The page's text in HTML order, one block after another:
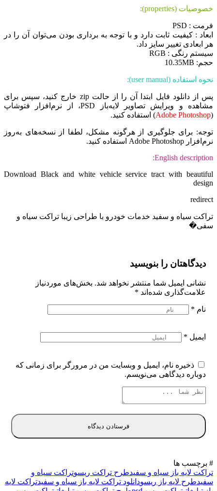
خصوصیات (properties):
فرمت : PSD
ابعاد : کیفیت ثابت دارد و با توجه به برداری بودن می‌توان آن را در
هر ابعادی تغییر سایز داد.
سیستم رنگی : RGB
حجم: 10.35MB
نحوه استفاده (user manual):
پس از دانلود فایل ابتدا آن را از حالت zip خارج کنید، سپس برای
مشاهده و ویرایش تصاویر لایه‌باز PSD، از نرم‌افزار فتوشاپ
(
Adobe Photoshop) استفاده کنید.
توجه: برای جلوگیری از هرگونه مشکل، لطفا از نسخه‌های به‌روز
نرم‌افزار Adobe Photoshop استفاده کنید.
English description:
Download Black and white vehicle service tract with beautiful
design
redirect
تراکت سیاه و سفید خدمات خودرو با طراحی زیبا تراکت سیاه و
سفی�
دیدگاهتان را بنویسید
نشانی ایمیل شما منتشر نخواهد شد. بخش‌های موردنیاز
علامت‌گذاری شده‌اند *
نام *
ایمیل *
ذخیره نام، ایمیل و وبسایت من در مرورگر برای زمانی که
دوباره دیدگاهی می‌نویسم.
# برچسب ها
تراکت لایه باز سیاه و سفیدطرح تراکت ریسوتراکت سیاه و
سفیدطرح لایه باز ریسودانلود تراکت لایه باز سیاه و سفیدتراکت لایه